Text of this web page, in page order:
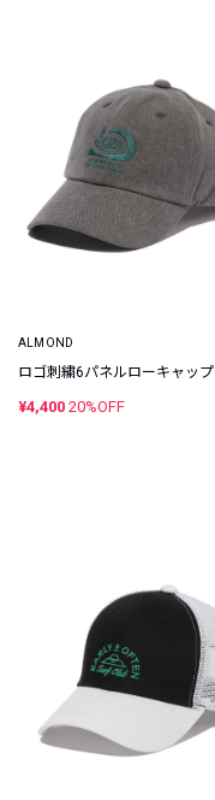
ALMOND
ロゴ刺繍6パネルローキャップ
¥4,400 20%OFF